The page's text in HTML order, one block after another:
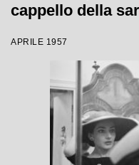
cappello della
APRILE 1957